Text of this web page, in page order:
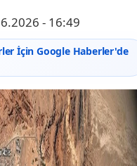
- 16:49
İçin Google Haberler'de